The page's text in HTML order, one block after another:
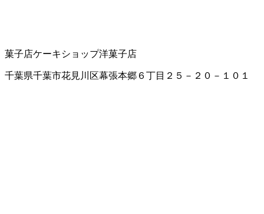
菓子店ケーキショップ洋菓子店
千葉県千葉市花見川区幕張本郷６丁目２５－２０－１０１